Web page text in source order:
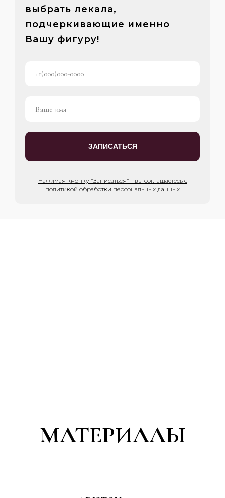
выбрать лекала,
подчеркивающие именно
Вашу фигуру!
ЗАПИСАТЬСЯ
Нажимая кнопку "Записаться" - вы соглашаетесь с
политикой обработки персональных данных
МАТЕРИАЛЫ